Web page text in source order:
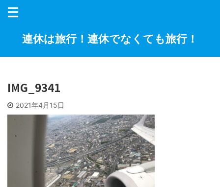
連休は旅行！連休でなくても旅行！
IMG_9341
2021年4月15日